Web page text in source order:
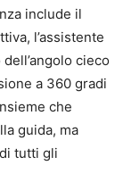
include il
l’assistente
cieco
a 360 gradi
che
guida, ma
tutti gli